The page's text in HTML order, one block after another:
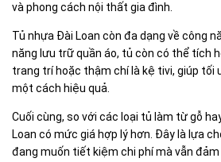
và phong cách nội thất gia đình.
Tủ nhựa Đài Loan còn đa dạng về công
năng lưu trữ quần áo, tủ còn có thể tích
trang trí hoặc thậm chí là kệ tivi, giúp tối
một cách hiệu quả.
Cuối cùng, so với các loại tủ làm từ gỗ
Loan có mức giá hợp lý hơn. Đây là lựa
đang muốn tiết kiệm chi phí mà vẫn